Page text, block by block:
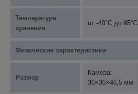
Температура
хранения
от -40°C до 95°C
Физические характеристики
Размер
Камера:
36×36×46,5 мм